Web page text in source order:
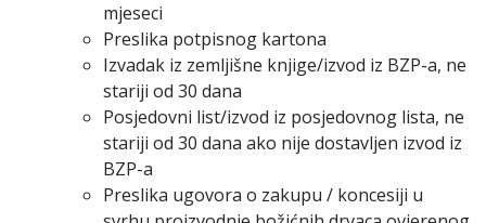
mjeseci
Preslika potpisnog kartona
Izvadak iz zemljišne knjige/izvod iz BZP-a, ne
stariji od 30 dana
Posjedovni list/izvod iz posjedovnog lista, ne
stariji od 30 dana ako nije dostavljen izvod iz
BZP-a
Preslika ugovora o zakupu / koncesiji u